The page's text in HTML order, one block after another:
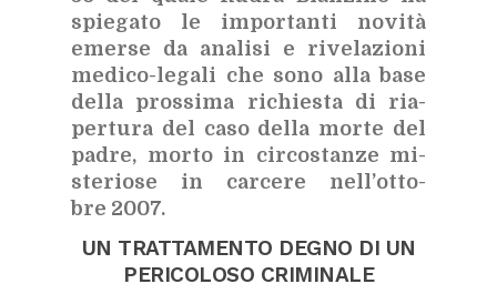
spie­ga­to le im­por­tan­ti no­vi­tà
emer­se da ana­li­si e ri­ve­la­zio­ni
me­di­co-le­ga­li che sono alla base
del­la pros­si­ma ri­chie­sta di ria­
per­tu­ra del caso del­la mor­te del
pa­dre, mor­to in cir­co­stan­ze mi­
ste­rio­se in car­ce­re nel­l’ot­to­
bre 2007.
UN TRAT­TA­MEN­TO DE­GNO DI UN
PE­RI­CO­LO­SO CRI­MI­NA­LE